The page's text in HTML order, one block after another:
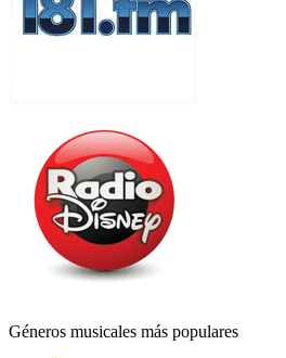
Géneros musicales más populares